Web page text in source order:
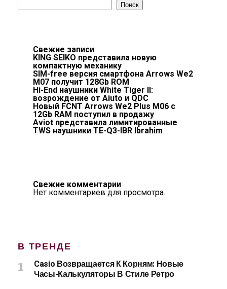
Поиск
Свежие записи
KING SEIKO представила новую
компактную механику
SIM-free версия смартфона Arrows We2
M07 получит 128Gb ROM
Hi-End наушники White Tiger II:
возрождение от Aiuto и QDC
Новый FCNT Arrows We2 Plus M06 с
12Gb RAM поступил в продажу
Aviot представила лимитированные
TWS наушники TE-Q3-IBR Ibrahim
Свежие комментарии
Нет комментариев для просмотра.
В ТРЕНДЕ
Casio Возвращается К Корням: Новые
Часы-Калькуляторы В Стиле Ретро